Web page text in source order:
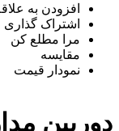
افزودن به
اشتراک گذاری
مرا مطلع کن
مقایسه
نمودار قیمت
دوربین